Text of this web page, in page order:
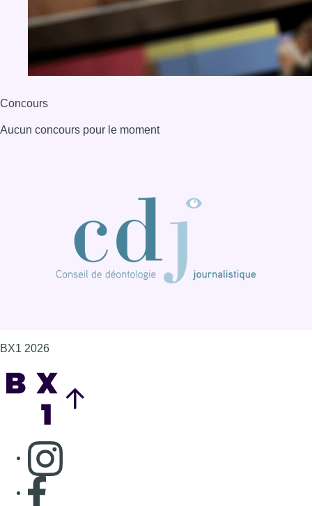
Concours
Aucun concours pour le moment
BX1 2026
Consulter page Instagram
Consulter page Facebook